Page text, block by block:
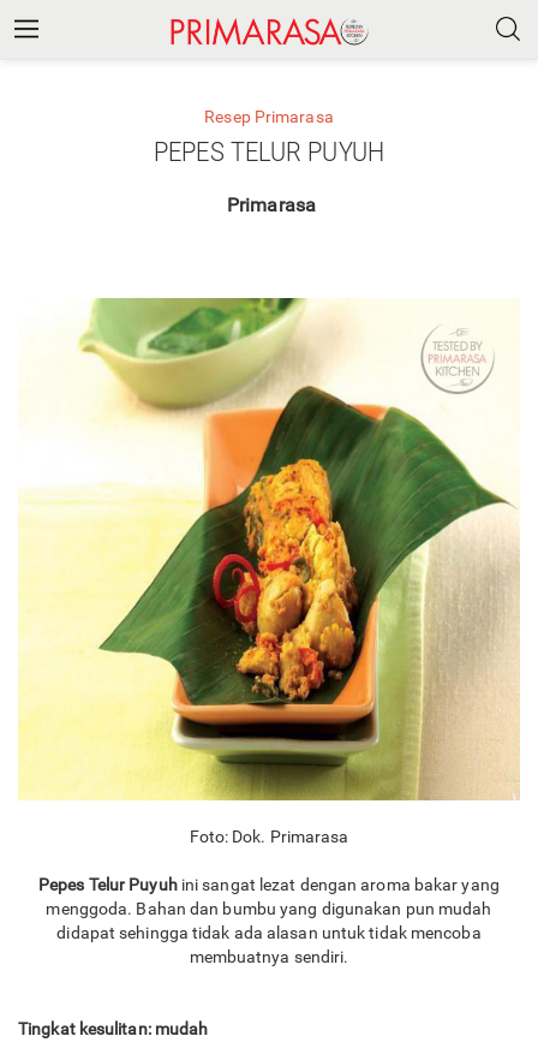
Resep Primarasa
PEPES TELUR PUYUH
Primarasa
Foto: Dok. Primarasa
Pepes Telur Puyuhini sangat lezat dengan aroma bakar yang
menggoda. Bahan dan bumbu yang digunakan pun mudah
didapat sehingga tidak ada alasan untuk tidak mencoba
membuatnya sendiri.
Tingkat kesulitan: mudah